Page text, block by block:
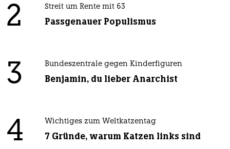
2 Streit um Rente mit 63
Passgenauer Populismus
3 Bundeszentrale gegen Kinderfiguren
Benjamin, du lieber Anarchist
4 Wichtiges zum Weltkatzentag
7 Gründe, warum Katzen links sind